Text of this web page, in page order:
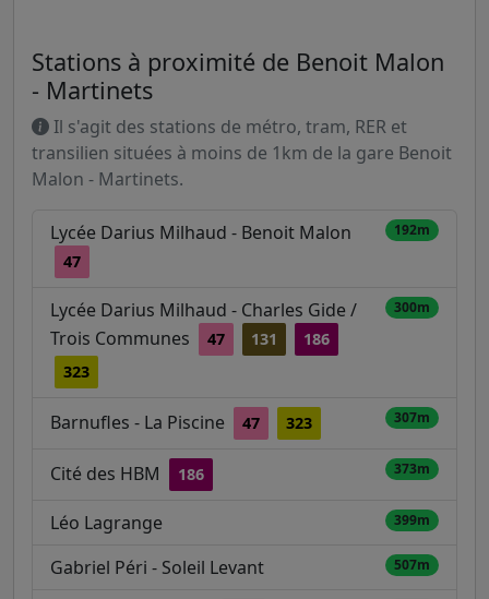
Stations à proximité de Benoit Malon
- Martinets
Il s'agit des stations de métro, tram, RER et
transilien situées à moins de 1km de la gare Benoit
Malon - Martinets.
Lycée Darius Milhaud - Benoit Malon
47
192m
Lycée Darius Milhaud - Charles Gide /
Trois Communes
47 131
186
323
300m
Barnufles - La Piscine 47 323 307m
Cité des HBM 186 373m
Léo Lagrange 399m
Gabriel Péri - Soleil Levant 507m